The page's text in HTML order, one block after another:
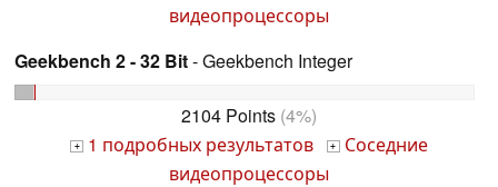
видеопроцессоры
Geekbench 2 - 32 Bit- Geekbench Integer
2104 Points (4%)
+ 1 подробных результатов + Соседние
видеопроцессоры